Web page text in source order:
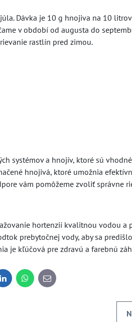
Dávka je 10 g hnojiva na 10
v období od augusta do
rastlín pred zimou.
systémov a hnojív, ktoré sú
hnojivá, ktoré umožnia
vám pomôžeme zvoliť správne
hortenzií kvalitnou vodou a
prebytočnej vody, aby sa
je kľúčová pre zdravú a farebnú
LinkedInWhatsApp
E-
mail